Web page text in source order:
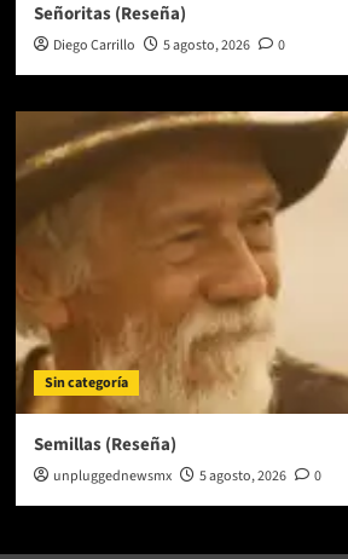
Señoritas (Reseña)
Diego Carrillo 5 agosto, 2026 0
Sin categoría
Semillas (Reseña)
unpluggednewsmx 5 agosto, 2026 0